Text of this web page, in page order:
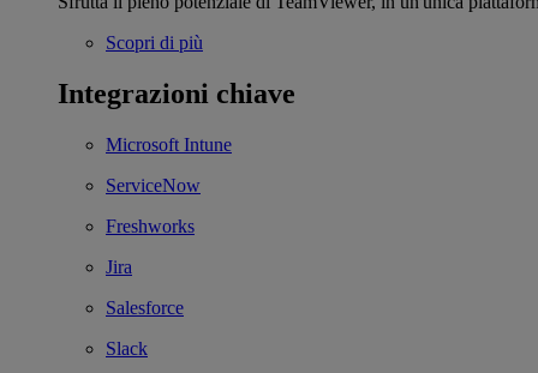
Scopri di più
Integrazioni chiave
Microsoft Intune
ServiceNow
Freshworks
Jira
Salesforce
Slack